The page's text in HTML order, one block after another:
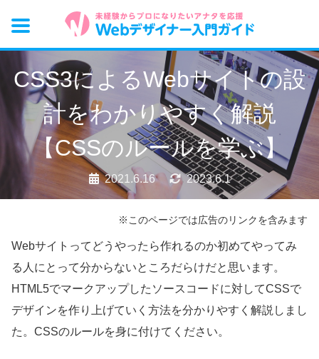
CSS3によるWebサイトの設
計をわかりやすく解説
【CSSのルールを学ぶ】
2021.6.16 2023.6.1
※このページでは広告のリンクを含みます
Webサイトってどうやったら作れるのか初めてやってみ
る人にとって分からないところだらけだと思います。
HTML5でマークアップしたソースコードに対してCSSで
デザインを作り上げていく方法を分かりやすく解説しまし
た。CSSのルールを身に付けてください。